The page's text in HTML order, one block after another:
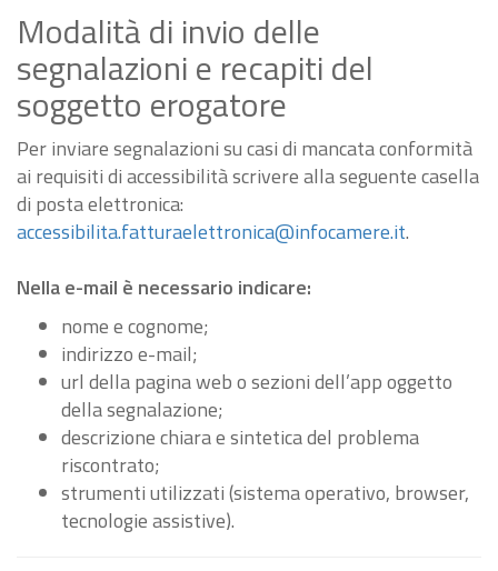
Modalità di invio delle
segnalazioni e recapiti del
soggetto erogatore
Per inviare segnalazioni su casi di mancata conformità
ai requisiti di accessibilità scrivere alla seguente casella
di posta elettronica:
accessibilita.fatturaelettronica@infocamere.it.
Nella e-mail è necessario indicare:
nome e cognome;
indirizzo e-mail;
url della pagina web o sezioni dell’app oggetto
della segnalazione;
descrizione chiara e sintetica del problema
riscontrato;
strumenti utilizzati (sistema operativo, browser,
tecnologie assistive).